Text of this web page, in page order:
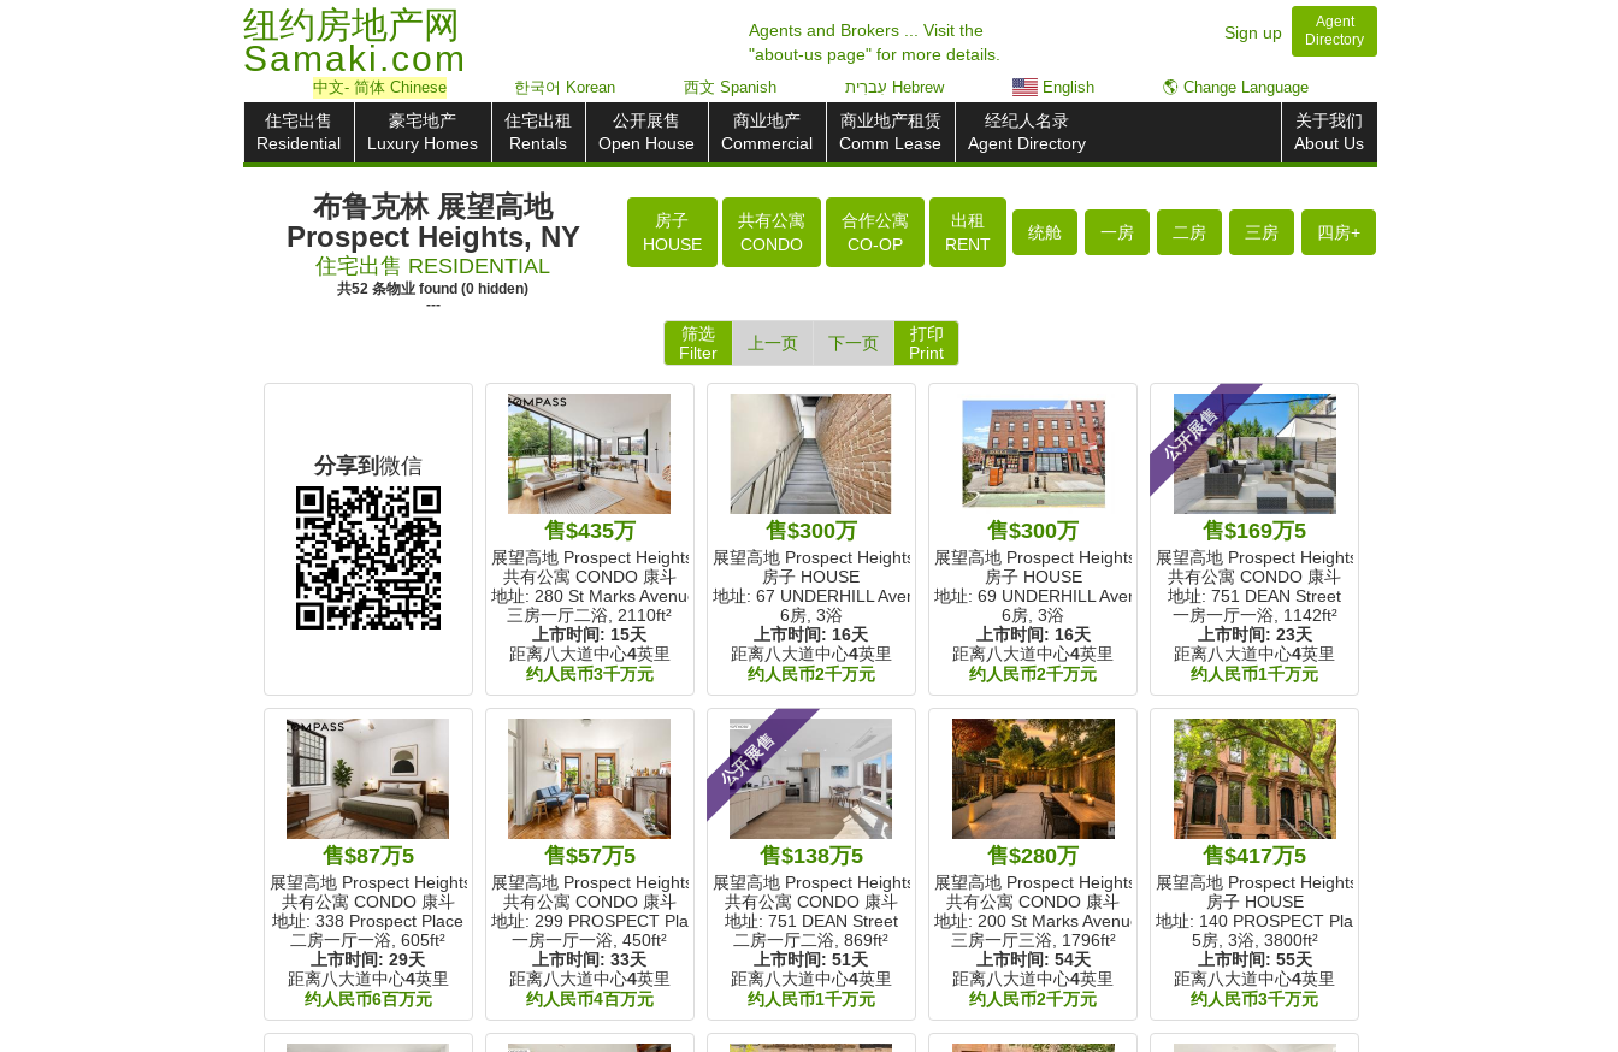
纽约房地产网
Samaki.com
Agents and Brokers ... Visit the
"about-us page" for more details.
Sign up
Agent
Directory
中文- 简体Chinese 한국어 Korean 西文 Spanish עִברִית Hebrew English 🌎 Change Language
住宅出售
Residential
豪宅地产
Luxury Homes
住宅出租
Rentals
公开展售
Open House
商业地产
Commercial
商业地产租赁
Comm Lease
经纪人名录
Agent Directory
关于我们
About Us
布鲁克林 展望高地
Prospect Heights, NY
住宅出售 RESIDENTIAL
共52 条物业 found(0 hidden)
---
房子
HOUSE
共有公寓
CONDO
合作公寓
CO-OP
出租
RENT
统舱 一房 二房 三房 四房+
筛选
Filter
上一页 下一页
打印
Print
分享到 微信
售$435万
展望高地 Prospect Heights, NY
共有公寓 CONDO 康斗
地址: 280 St Marks Avenue
三房一厅二浴, 2110ft²
上市时间: 15天
距离八大道中心4英里
约人民币3千万元
售$300万
展望高地 Prospect Heights, NY
房子 HOUSE
地址: 67 UNDERHILL Avenue
6房, 3浴
上市时间: 16天
距离八大道中心4英里
约人民币2千万元
售$300万
展望高地 Prospect Heights, NY
房子 HOUSE
地址: 69 UNDERHILL Avenue
6房, 3浴
上市时间: 16天
距离八大道中心4英里
约人民币2千万元
公开展售
售$169万5
展望高地 Prospect Heights, NY
共有公寓 CONDO 康斗
地址: 751 DEAN Street
一房一厅一浴, 1142ft²
上市时间: 23天
距离八大道中心4英里
约人民币1千万元
售$87万5
展望高地 Prospect Heights, NY
共有公寓 CONDO 康斗
地址: 338 Prospect Place
二房一厅一浴,605ft²
上市时间:29天
距离八大道中心4英里
约人民币6百万元
售$57万5
展望高地 Prospect Heights, NY
共有公寓 CONDO 康斗
地址: 299 PROSPECT Place
一房一厅一浴,450ft²
上市时间:33天
距离八大道中心4英里
约人民币4百万元
公开展售
售$138万5
展望高地 Prospect Heights, NY
共有公寓 CONDO 康斗
地址: 751 DEAN Street
二房一厅二浴,869ft²
上市时间:51天
距离八大道中心4英里
约人民币1千万元
售$280万
展望高地 Prospect Heights, NY
共有公寓 CONDO 康斗
地址: 200 St Marks Avenue
三房一厅三浴, 1796ft²
上市时间: 54天
距离八大道中心4英里
约人民币2千万元
售$417万5
展望高地 Prospect Heights, NY
房子 HOUSE
地址: 140 PROSPECT Place
5房, 3浴, 3800ft²
上市时间: 55天
距离八大道中心4英里
约人民币3千万元